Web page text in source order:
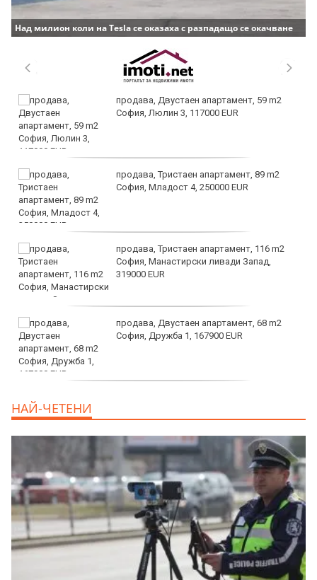
Над милион коли на Tesla се оказаха с разпадащо се окачване
продава, Двустаен апартамент, 59 m2
София, Люлин 3, 117000 EUR
продава, Тристаен апартамент, 89 m2
София, Младост 4, 250000 EUR
продава, Тристаен апартамент, 116 m2
София, Манастирски ливади Запад,
319000 EUR
продава, Двустаен апартамент, 68 m2
София, Дружба 1, 167900 EUR
НАЙ-ЧЕТЕНИ